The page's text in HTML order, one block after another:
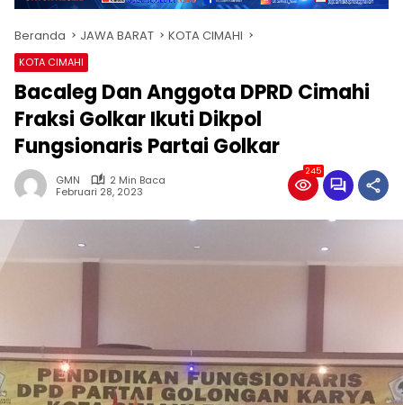
Beranda JAWA BARAT KOTA CIMAHI
KOTA CIMAHI
Bacaleg Dan Anggota DPRD Cimahi
Fraksi Golkar Ikuti Dikpol
Fungsionaris Partai Golkar
GMN
2 Min Baca
Februari 28, 2023
245